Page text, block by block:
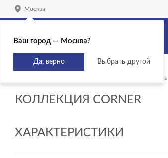
Москва
Сантехника и мебель
КОЛЛЕКЦИЯ CORNER
ХАРАКТЕРИСТИКИ
Ваш город — Москва?
Да, верно Выбрать другой